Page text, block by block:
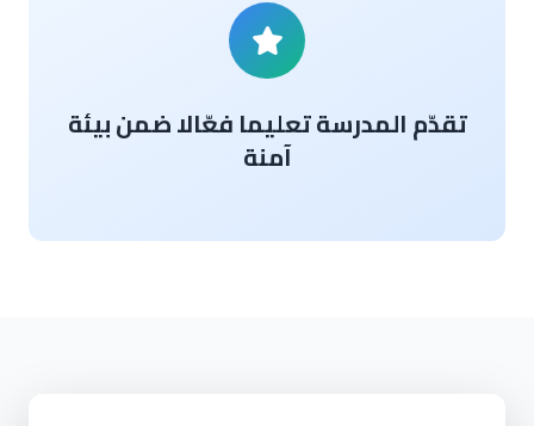
تقدّم المدرسة تعليما فعّالا ضمن بيئة
آمنة